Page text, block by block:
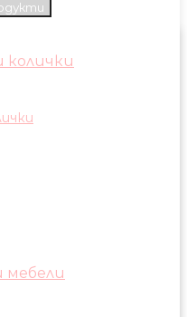
колички
мебели